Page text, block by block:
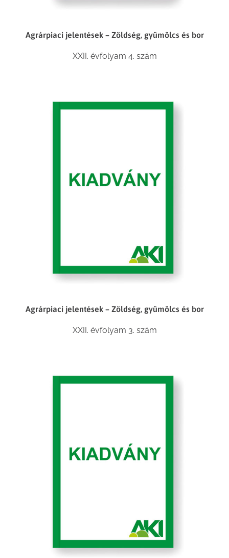
Agrárpiaci jelentések – Zöldség, gyümölcs és bor
XXII. évfolyam 4. szám
Agrárpiaci jelentések – Zöldség, gyümölcs és bor
XXII. évfolyam 3. szám